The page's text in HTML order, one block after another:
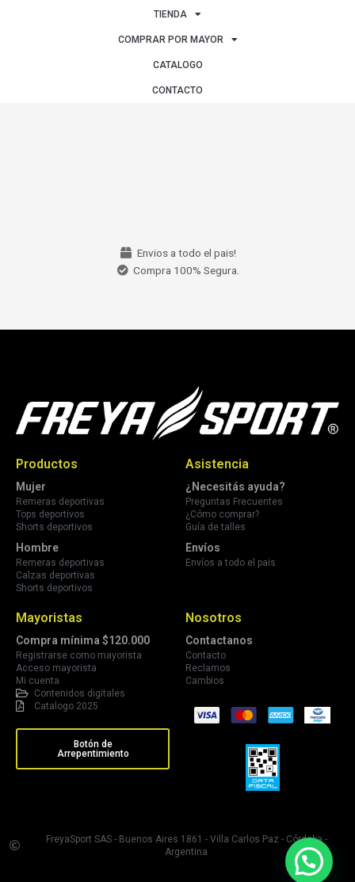
TIENDA
COMPRAR POR MAYOR
CATALOGO
CONTACTO
Envios a todo el pais!
Compra 100% Segura.
Productos
Mujer
Remeras deportivas
Tops deportivos
Shorts deportivos
Hombre
Remeras deportivas
Calzas deportivas
Shorts deportivos
Asistencia
¿Necesitás ayuda?
Preguntas Frecuentes
¿Cómo comprar?
Guía de talles
Envíos
Envíos a todo el pais.
Mayoristas
Compra mínima $120.000
Registrarse como mayorista
Acceso mayorista
Mi cuenta
Contenidos digitales
Catalogo 2025
Botón de
Arrepentimiento
Nosotros
Contactanos
Contacto
Reclamos
Cambios
FreyaSport SAS - Buenos Aires 1861 - Villa Carlos Paz - Córdoba -
Argentina